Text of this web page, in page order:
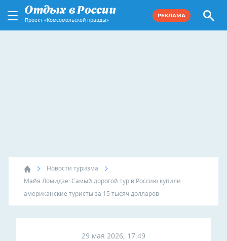
Проект «Комсомольской правды»
РЕКЛАМА
Новости туризма
Майя Ломидзе: Самый дорогой тур в Россию купили
американские туристы за 15 тысяч долларов
29 мая 2026, 17:49